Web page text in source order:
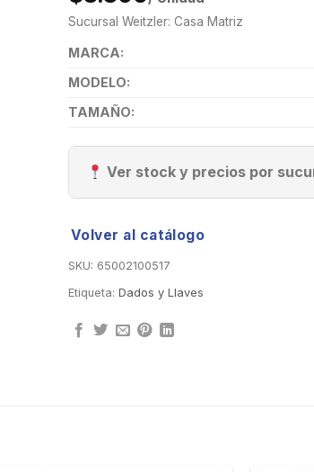
Sucursal Weitzler: Casa Matriz
MARCA:
MODELO:
TAMAÑO:
Ver stock y precios por
Volver al catálogo
SKU: 65002100517
Etiqueta: Dados y Llaves